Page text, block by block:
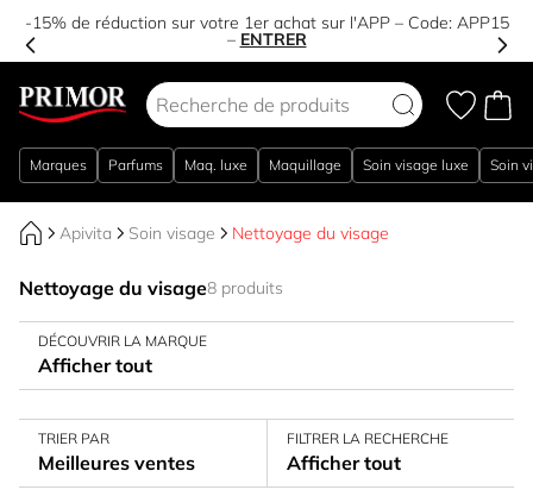
-15% de réduction sur votre 1er achat sur l'APP – Code: APP15
– ENTRER
Marques Parfums Maq. luxe Maquillage Soin visage luxe Soin
Apivita Soin visage Nettoyage du visage
Nettoyage du visage8 produits
DÉCOUVRIR LA MARQUE
Afficher tout
TRIER PAR
Meilleures ventes
FILTRER LA RECHERCHE
Afficher tout